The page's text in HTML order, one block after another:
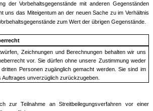
der Vorbehaltsgegenstände mit anderen Gegenständen
uns das Miteigentum an der neuen Sache zu im Verhältnis
zum Wert der übrigen Gegenstände.
Zeichnungen und Berechnungen behalten wir uns
vor. Sie dürfen ohne unsere Zustimmung weder
Personen zugänglich gemacht werden. Sie sind im
Auftrages unverzüglich zurückzugeben.
zur Teilnahme an Streitbeilegungsverfahren vor einer